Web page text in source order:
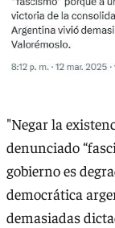
"Negar la
denunciado
gobierno es
democrática
demasiadas